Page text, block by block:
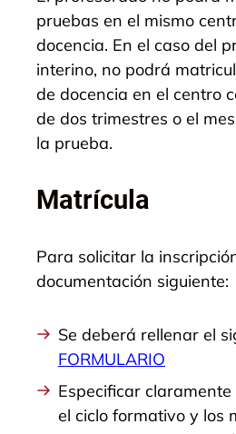
pruebas en el mismo
docencia. En el caso del
interino, no podrá
de docencia en el centro
de dos trimestres o el
la prueba.
Matrícula
Para solicitar la
documentación siguiente:
Se deberá rellenar el
FORMULARIO
Especificar
el ciclo formativo y los